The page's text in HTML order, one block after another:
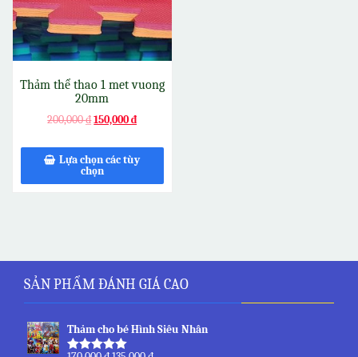
Thảm thể thao 1 met vuong
20mm
200,000₫150,000₫
Lựa chọn các tùy
chọn
SẢN PHẨM ĐÁNH GIÁ CAO
Thảm cho bé Hình Siêu Nhân